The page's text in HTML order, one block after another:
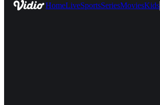
HomeLiveSportsSeriesMoviesKids